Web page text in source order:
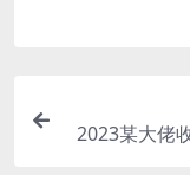
2023某大佬